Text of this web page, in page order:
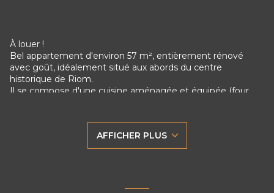
À louer !
Bel appartement d'environ 57 m², entièrement rénové
avec goût, idéalement situé aux abords du centre
historique de Riom.
Il se compose d'une cuisine aménagée et équipée (four,
Situé au 3? étage, l'appartement bénéficie d'un chauffage
individuel au gaz et de fenêtres en double vitrage. Son
diagnostic de performance énergétique (DPE) est classé
AFFICHER PLUS